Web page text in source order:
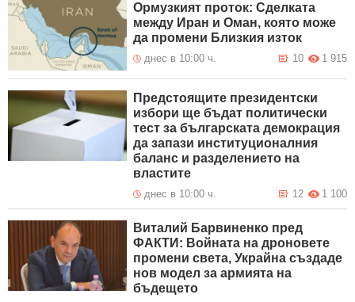
Ормузкият проток: Сделката
между Иран и Оман, която може
да промени Близкия изток
днес в 10:00 ч. 1 915
10
Предстоящите президентски
избори ще бъдат политически
тест за българската демокрация
да запази институционалния
баланс и разделението на
властите
днес в 10:00 ч. 1 100
12
Виталий Барвиненко пред
ФАКТИ: Войната на дроновете
промени света, Украйна създаде
нов модел за армията на
бъдещето